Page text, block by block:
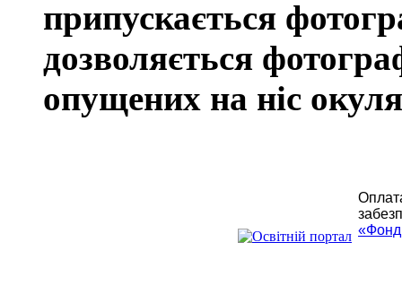
припускається
дозволяється
опущених на ніс
«Фонд